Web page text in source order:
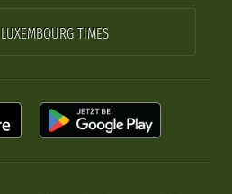
LUXEMBOURG TIMES